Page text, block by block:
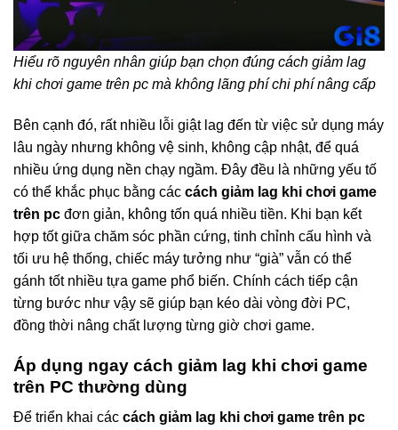
Hiểu rõ nguyên nhân giúp bạn chọn đúng cách giảm lag
khi chơi game trên pc mà không lãng phí chi phí nâng cấp
Bên cạnh đó, rất nhiều lỗi giật lag đến từ việc sử dụng máy
lâu ngày nhưng không vệ sinh, không cập nhật, để quá
nhiều ứng dụng nền chạy ngầm. Đây đều là những yếu tố
có thể khắc phục bằng các cách giảm lag khi chơi game
trên pc đơn giản, không tốn quá nhiều tiền. Khi bạn kết
hợp tốt giữa chăm sóc phần cứng, tinh chỉnh cấu hình và
tối ưu hệ thống, chiếc máy tưởng như “già” vẫn có thể
gánh tốt nhiều tựa game phổ biến. Chính cách tiếp cận
từng bước như vậy sẽ giúp bạn kéo dài vòng đời PC,
đồng thời nâng chất lượng từng giờ chơi game.
Áp dụng ngay cách giảm lag khi chơi game
trên PC thường dùng
Để triển khai các cách giảm lag khi chơi game trên pc